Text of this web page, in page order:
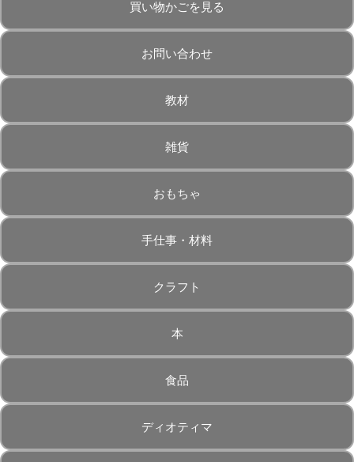
買い物かごを見る
お問い合わせ
教材
雑貨
おもちゃ
手仕事・材料
クラフト
本
食品
ディオティマ